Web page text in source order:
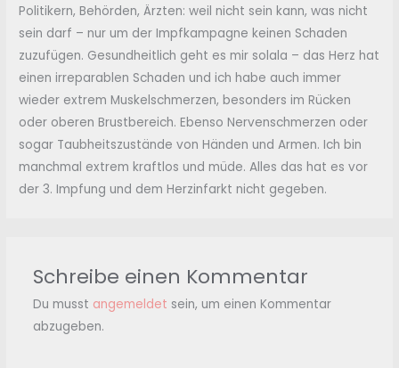
Politikern, Behörden, Ärzten: weil nicht sein kann, was nicht
sein darf – nur um der Impfkampagne keinen Schaden
zuzufügen. Gesundheitlich geht es mir solala – das Herz hat
einen irreparablen Schaden und ich habe auch immer
wieder extrem Muskelschmerzen, besonders im Rücken
oder oberen Brustbereich. Ebenso Nervenschmerzen oder
sogar Taubheitszustände von Händen und Armen. Ich bin
manchmal extrem kraftlos und müde. Alles das hat es vor
der 3. Impfung und dem Herzinfarkt nicht gegeben.
Schreibe einen Kommentar
Du musst angemeldet sein, um einen Kommentar
abzugeben.